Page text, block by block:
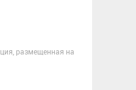
размещенная на